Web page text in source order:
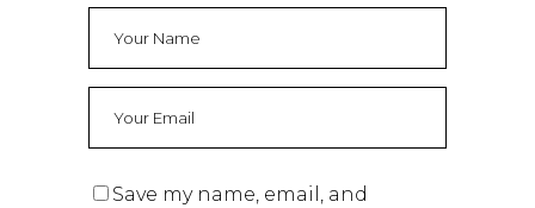
Save my name, email, and